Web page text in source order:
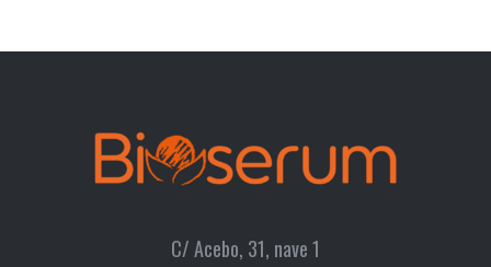
C/ Acebo, 31, nave 1